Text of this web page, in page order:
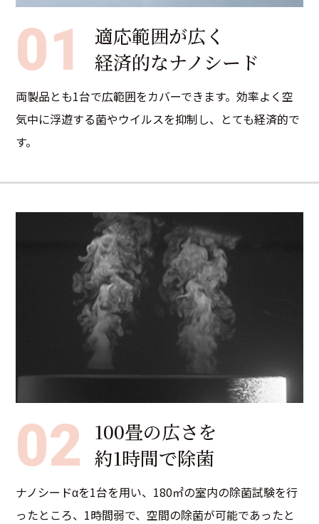
01
適応範囲が広く
経済的なナノシード
両製品とも1台で広範囲をカバーできます。効率よく空
気中に浮遊する菌やウイルスを抑制し、とても経済的で
す。
02 100畳の広さを
約1時間で除菌
ナノシードαを1台を用い、180㎡の室内の除菌試験を行
ったところ、1時間弱で、空間の除菌が可能であったと